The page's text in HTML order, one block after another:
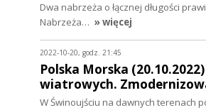
Dwa nabrzeża o łącznej długości
Nabrzeża… » więcej
2022-10-20, godz. 21:45
Polska Morska
wiatrowych.
W Świnoujściu na dawnych terenach